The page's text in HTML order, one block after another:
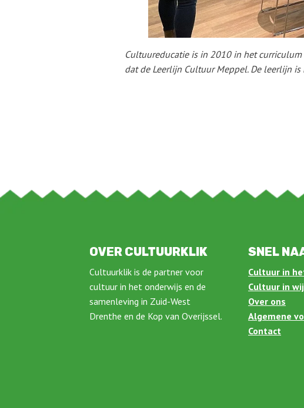
Cultuureducatie is in 2010 in het
dat de Leerlijn Cultuur Meppel. De leerlijn
OVER CULTUURKLIK
Cultuurklik is de partner voor
cultuur in het onderwijs en de
samenleving in Zuid-West
Drenthe en de Kop van Overijssel.
SNEL
Cultuur in
Cultuur in
Over ons
Algemene
Contact